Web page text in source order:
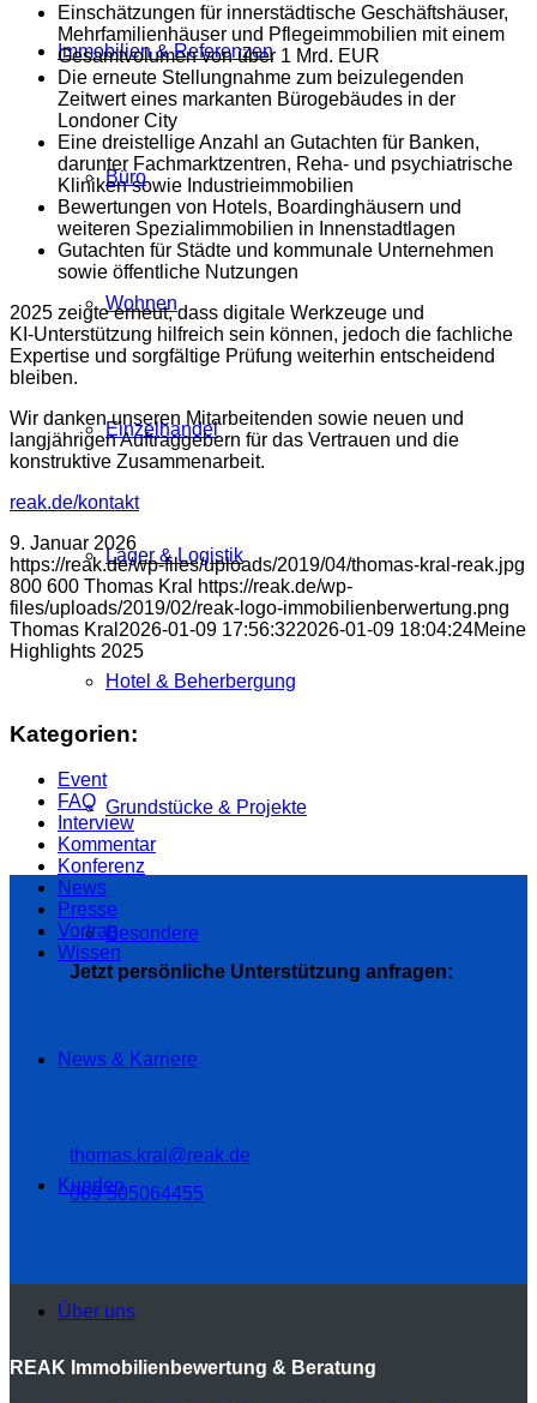
Immobilien &Referenzen
Büro
Wohnen
Einzelhandel
Lager & Logistik
Hotel & Beherbergung
Grundstücke & Projekte
Besondere
News & Karriere
Kunden
Über uns
Einschätzungen für innerstädtische Geschäftshäuser,
Mehrfamilienhäuser und Pflegeimmobilien mit einem
Gesamtvolumen von über 1 Mrd. EUR
Die erneute Stellungnahme zum beizulegenden
Zeitwert eines markanten Bürogebäudes in der
Londoner City
Eine dreistellige Anzahl an Gutachten für Banken,
darunter Fachmarktzentren, Reha‑ und psychiatrische
Kliniken sowie Industrieimmobilien
Bewertungen von Hotels, Boardinghäusern und
weiteren Spezialimmobilien in Innenstadtlagen
Gutachten für Städte und kommunale Unternehmen
sowie öffentliche Nutzungen
2025 zeigte erneut, dass digitale Werkzeuge und
KI‑Unterstützung hilfreich sein können, jedoch die fachliche
Expertise und sorgfältige Prüfung weiterhin entscheidend
bleiben.
Wir danken unseren Mitarbeitenden sowie neuen und
langjährigen Auftraggebern für das Vertrauen und die
konstruktive Zusammenarbeit.
reak.de/kontakt
9. Januar 2026
https://reak.de/wp-files/uploads/2019/04/thomas-kral-reak.jpg
800 600 Thomas Kral
https://reak.de/wp-
files/uploads/2019/02/reak-logo-immobilienberwertung.png
Thomas Kral 2026-01-09 17:56:322026-01-09 18:04:24Meine
Highlights 2025
Kategorien:
Event
FAQ
Interview
Kommentar
Konferenz
News
Presse
Vortrag
Wissen
Jetzt persönliche Unterstützung anfragen:
thomas.kral@reak.de
069 505064455
REAK Immobilienbewertung & Beratung